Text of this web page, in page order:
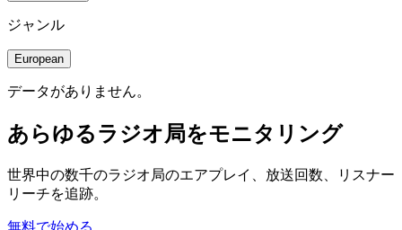
ジャンル
European
データがありません。
あらゆるラジオ局をモニタリング
世界中の数千のラジオ局のエアプレイ、放送回数、リスナー
リーチを追跡。
無料で始める